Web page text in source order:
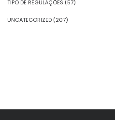
TIPO DE REGULAÇÕES (57)
UNCATEGORIZED (207)